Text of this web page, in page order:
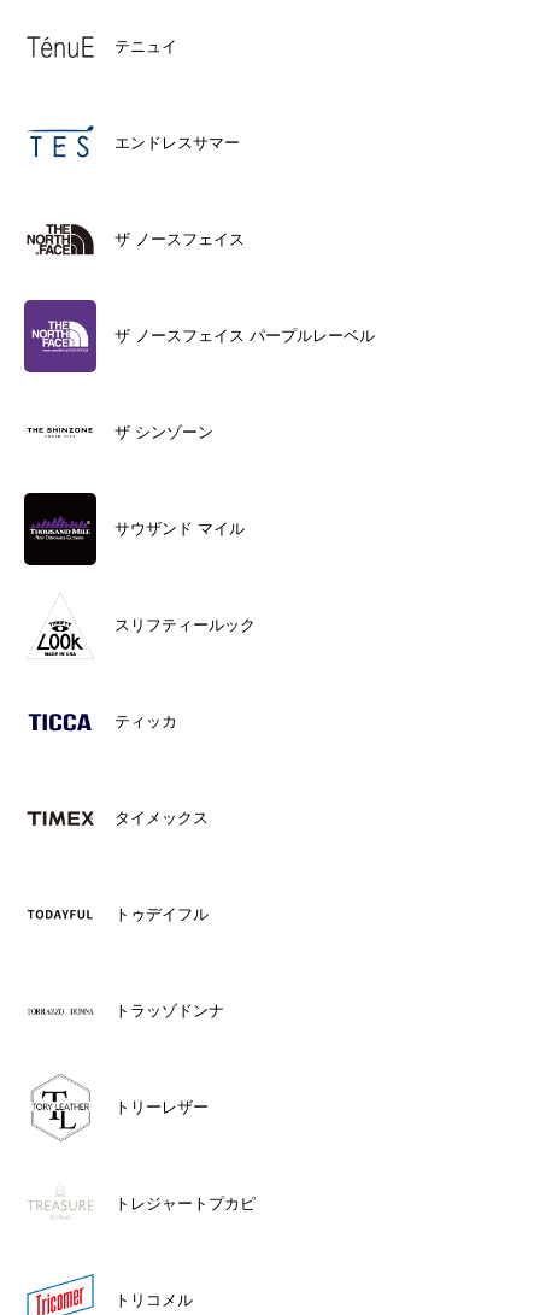
テニュイ
エンドレスサマー
ザ ノースフェイス
ザ ノースフェイス パープルレーベル
ザ シンゾーン
サウザンド マイル
スリフティールック
ティッカ
タイメックス
トゥデイフル
トラッゾドンナ
トリーレザー
トレジャートプカピ
トリコメル